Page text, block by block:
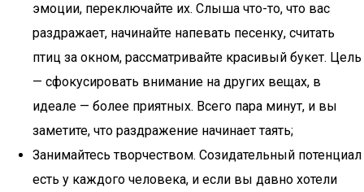
эмоции, переключайте их. Слыша что-то, что вас
раздражает, начинайте напевать песенку, считать
птиц за окном, рассматривайте красивый букет. Цель
— сфокусировать внимание на других вещах, в
идеале — более приятных. Всего пара минут, и вы
заметите, что раздражение начинает таять;
Занимайтесь творчеством. Созидательный потенциал
есть у каждого человека, и если вы давно хотели